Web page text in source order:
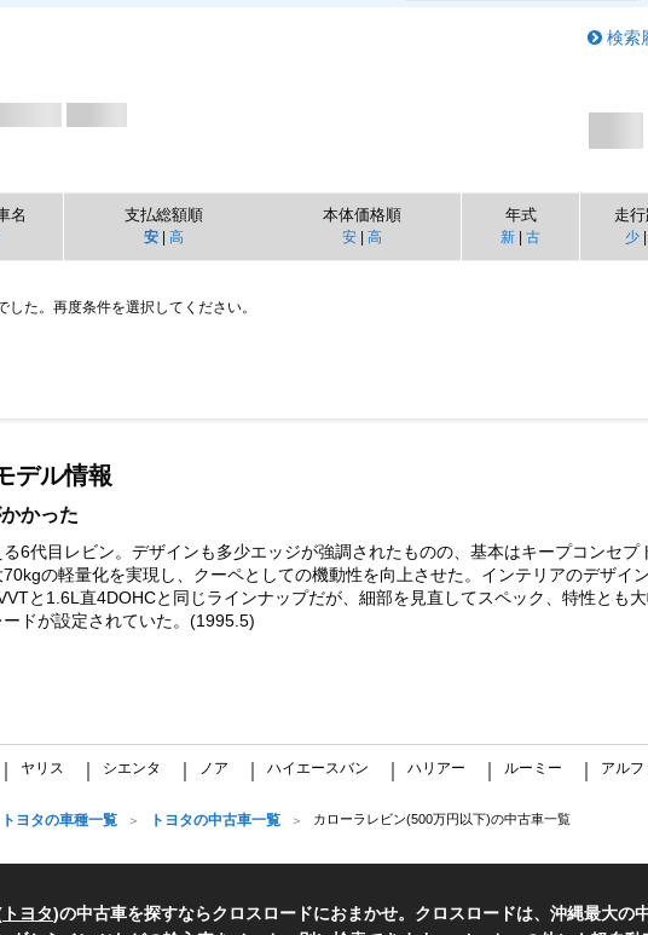
検索
名 支払総額順
安| 高
本体価格順
安| 高
年式
新 | 古
走
少 |
た。再度条件を選択してください。
デル情報
かった
6代目レビン。デザインも多少エッジが強調されたものの、基本はキープコンセ
の軽量化を実現し、クーペとしての機動性を向上させた。インテリアのデザイ
と1.6L直4DOHCと同じラインナップだが、細部を見直してスペック、特性とも
ドが設定されていた。(1995.5)
ヤリス シエンタ ノア ハイエースバン ハリアー ルーミー アルフ
トヨタの車種一覧 トヨタの中古車一覧 カローラレビン(500万円以下)の中古車一覧
トヨタ)の中古車を探すならクロスロードにおまかせ。クロスロードは、沖縄最大の